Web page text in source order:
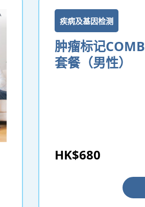
疾病及基因检测
肿瘤标记
套餐（男性）
HK$680